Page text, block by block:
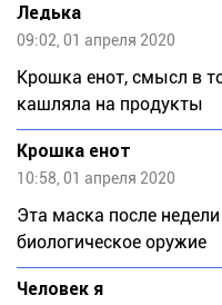
Лeдькa
09:02, 01 апреля 2020
Крошка енот, смысл в
кашляла на продукты
Крошка енот
10:58, 01 апреля 2020
Эта маска после
биологическое оружие
Человек я